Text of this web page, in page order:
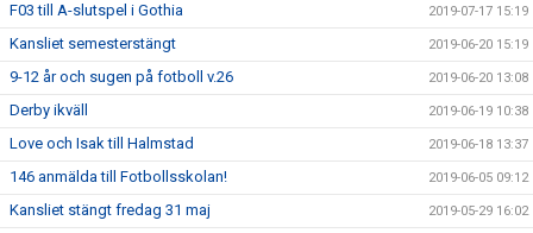
F03 till A-slutspel i Gothia 2019-07-17 15:19
Kansliet semesterstängt 2019-06-20 15:19
9-12 år och sugen på fotboll v.26 2019-06-20 13:08
Derby ikväll 2019-06-19 10:38
Love och Isak till Halmstad 2019-06-18 13:37
146 anmälda till Fotbollsskolan! 2019-06-05 09:12
Kansliet stängt fredag 31 maj 2019-05-29 16:02